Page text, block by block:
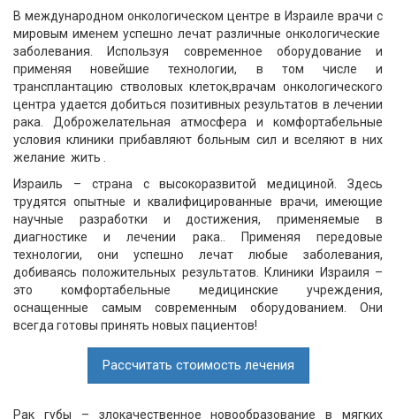
В международном онкологическом центре в Израиле врачи с
мировым именем успешно лечат различные онкологические
заболевания. Используя современное оборудование и
применяя новейшие технологии, в том числе и
трансплантацию стволовых клеток,врачам онкологического
центра удается добиться позитивных результатов в лечении
рака. Доброжелательная атмосфера и комфортабельные
условия клиники прибавляют больным сил и вселяют в них
желание жить .
Израиль – страна с высокоразвитой медициной. Здесь
трудятся опытные и квалифицированные врачи, имеющие
научные разработки и достижения, применяемые в
диагностике и лечении рака.. Применяя передовые
технологии, они успешно лечат любые заболевания,
добиваясь положительных результатов. Клиники Израиля –
это комфортабельные медицинские учреждения,
оснащенные самым современным оборудованием. Они
всегда готовы принять новых пациентов!
Рассчитать стоимость лечения
Рак губы – злокачественное новообразование в мягких